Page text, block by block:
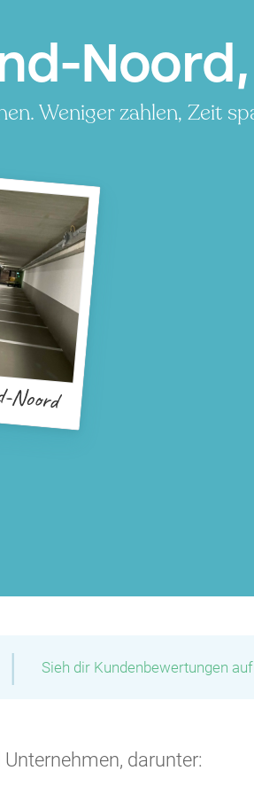
Weniger zahlen, Zeit
Noord
| Sieh dir Kundenbewertungen auf
darunter:
P
P